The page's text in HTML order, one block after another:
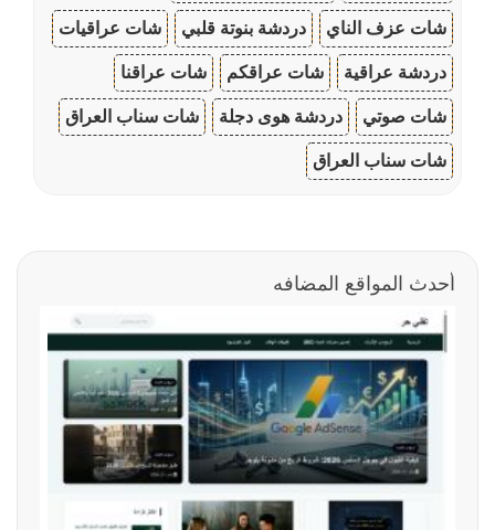
شات عزف الناي دردشة بنوتة قلبي شات عراقيات
دردشة عراقية شات عراقكم شات عراقنا
شات صوتي دردشة هوى دجلة شات سناب العراق
شات سناب العراق
أحدث المواقع المضافه